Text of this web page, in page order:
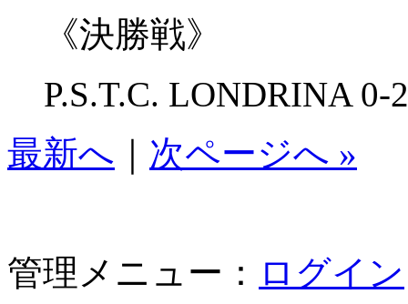
《決勝戦》
P.S.T.C. LONDRINA 0-
最新へ
次ページへ »
管理メニュー： ログイン